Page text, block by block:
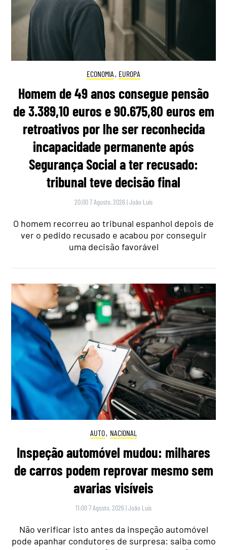
ECONOMIA , EUROPA
Homem de 49 anos consegue pensão
de 3.389,10 euros e 90.675,80 euros em
retroativos por lhe ser reconhecida
incapacidade permanente após
Segurança Social a ter recusado:
tribunal teve decisão final
20:00 7 Agosto, 2026 |João Luís
O homem recorreu ao tribunal espanhol depois de
ver o pedido recusado e acabou por conseguir
uma decisão favorável
AUTO, NACIONAL
Inspeção automóvel mudou: milhares
de carros podem reprovar mesmo sem
avarias visíveis
11:00 7 Agosto, 2026 |João Luís
Não verificar isto antes da inspeção automóvel
pode apanhar condutores de surpresa: saiba como